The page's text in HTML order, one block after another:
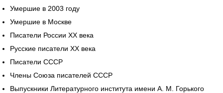
Умершие в 2003 году
Умершие в Москве
Писатели России XX века
Русские писатели XX века
Писатели СССР
Члены Союза писателей СССР
Выпускники Литературного института имени А. М. Горького